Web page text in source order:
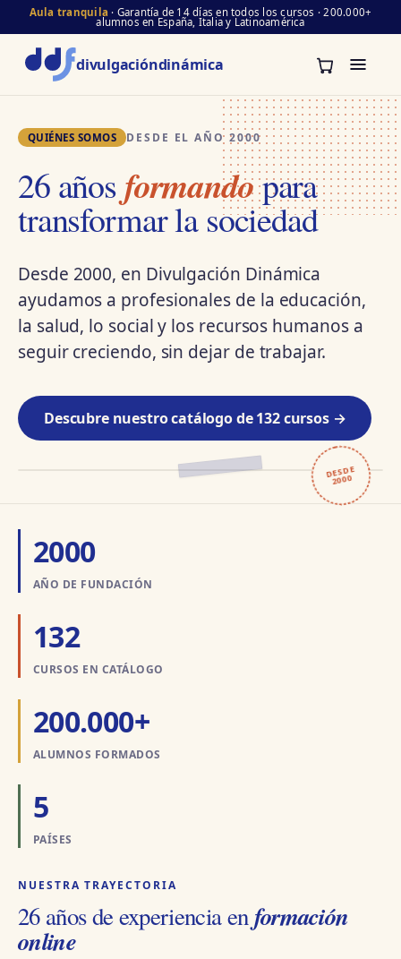
Aula tranquila · Garantía de 14 días en todos los cursos · 200.000+
alumnos en España, Italia y Latinoamérica
divulgacióndinámica
QUIÉNES SOMOS DESDE EL AÑO 2000
26 añosformandopara
transformar la sociedad
Desde 2000, en Divulgación Dinámica
ayudamos a profesionales de la educación,
la salud, lo social y los recursos humanos a
seguir creciendo, sin dejar de trabajar.
Descubre nuestro catálogo de 132 cursos →
DESDE
2000
dd
2000
AÑO DE FUNDACIÓN
132
CURSOS EN CATÁLOGO
200.000+
ALUMNOS FORMADOS
5
PAÍSES
NUESTRA TRAYECTORIA
26 años de experiencia enformación
online